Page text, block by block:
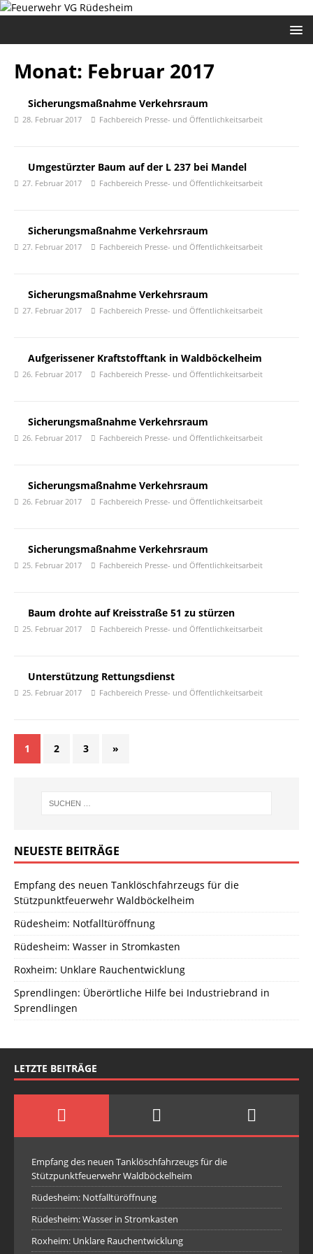
Monat: Februar 2017
Sicherungsmaßnahme Verkehrsraum
28. Februar 2017 Fachbereich Presse- und Öffentlichkeitsarbeit
Umgestürzter Baum auf der L 237 bei Mandel
27. Februar 2017 Fachbereich Presse- und Öffentlichkeitsarbeit
Sicherungsmaßnahme Verkehrsraum
27. Februar 2017 Fachbereich Presse- und Öffentlichkeitsarbeit
Sicherungsmaßnahme Verkehrsraum
27. Februar 2017 Fachbereich Presse- und Öffentlichkeitsarbeit
Aufgerissener Kraftstofftank in Waldböckelheim
26. Februar 2017 Fachbereich Presse- und Öffentlichkeitsarbeit
Sicherungsmaßnahme Verkehrsraum
26. Februar 2017 Fachbereich Presse- und Öffentlichkeitsarbeit
Sicherungsmaßnahme Verkehrsraum
26. Februar 2017 Fachbereich Presse- und Öffentlichkeitsarbeit
Sicherungsmaßnahme Verkehrsraum
25. Februar 2017 Fachbereich Presse- und Öffentlichkeitsarbeit
Baum drohte auf Kreisstraße 51 zu stürzen
25. Februar 2017 Fachbereich Presse- und Öffentlichkeitsarbeit
Unterstützung Rettungsdienst
25. Februar 2017 Fachbereich Presse- und Öffentlichkeitsarbeit
1 2 3 »
NEUESTE BEITRÄGE
Empfang des neuen Tanklöschfahrzeugs für die
Stützpunktfeuerwehr Waldböckelheim
Rüdesheim: Notfalltüröffnung
Rüdesheim: Wasser in Stromkasten
Roxheim: Unklare Rauchentwicklung
Sprendlingen: Überörtliche Hilfe bei Industriebrand in
Sprendlingen
LETZTE BEITRÄGE
Empfang des neuen Tanklöschfahrzeugs für die
Stützpunktfeuerwehr Waldböckelheim
Rüdesheim: Notfalltüröffnung
Rüdesheim: Wasser in Stromkasten
Roxheim: Unklare Rauchentwicklung